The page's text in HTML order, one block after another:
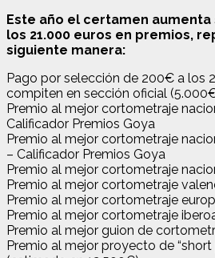
Este año el certamen
los 21.000 euros en premios,
siguiente manera:
Pago por selección de 200€ a los
compiten en sección oficial
Premio al mejor cortometraje
Calificador Premios Goya
Premio al mejor cortometraje
– Calificador Premios Goya
Premio al mejor cortometraje
Premio al mejor cortometraje
Premio al mejor cortometraje
Premio al mejor cortometraje
Premio al mejor guion de
Premio al mejor proyecto de